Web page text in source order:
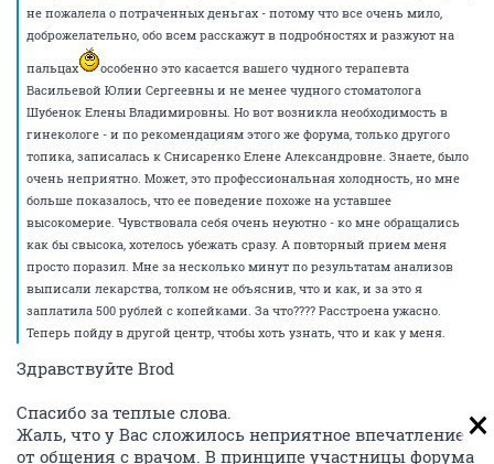
не пожалела о потраченных деньгах - потому что все очень мило,
доброжелательно, обо всем расскажут в подробностях и разжуют на
пальцах
особенно это касается вашего чудного терапевта
Васильевой Юлии Сергеевны и не менее чудного стоматолога
Шубенок Елены Владимировны. Но вот возникла необходимость в
гинекологе - и по рекомендациям этого же форума, только другого
топика, записалась к Снисаренко Елене Александровне. Знаете, было
очень неприятно. Может, это профессиональная холодность, но мне
больше показалось, что ее поведение похоже на уставшее
высокомерие. Чувствовала себя очень неуютно - ко мне обращались
как бы свысока, хотелось убежать сразу. А повторный прием меня
просто поразил. Мне за несколько минут по результатам анализов
выписали лекарства, толком не объяснив, что и как, и за это я
заплатила 500 рублей с копейками. За что???? Расстроена ужасно.
Теперь пойду в другой центр, чтобы хоть узнать, что и как у меня.
Здравствуйте Brod
Спасибо за теплые слова.
Жаль, что у Вас сложилось неприятное впечатление
от общения с врачом. В принципе участницы форума